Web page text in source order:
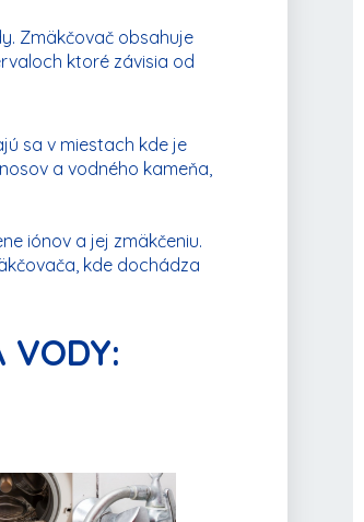
Zmäkčovač obsahuje
ktoré závisia od
sa v miestach kde je
a vodného kameňa,
iónov a jej zmäkčeniu.
kde dochádza
VODY: